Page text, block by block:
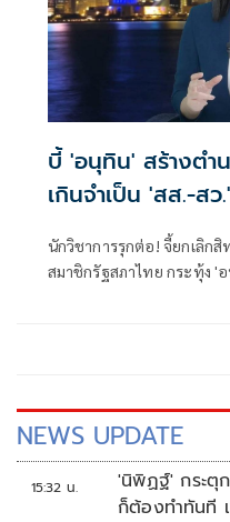
บี้ 'อนุทิน' สร้างตำ
เกินจำเป็น 'สส.-สว.'
นักวิชาการรุกต่อ! จี้ยกเลิก
สมาชิกรัฐสภาไทย กระทุ้ง '
NEWS UPDATE
15:32 น.
'นิพิฏฐ์' กระตุ
ก็ต้องทำทันที